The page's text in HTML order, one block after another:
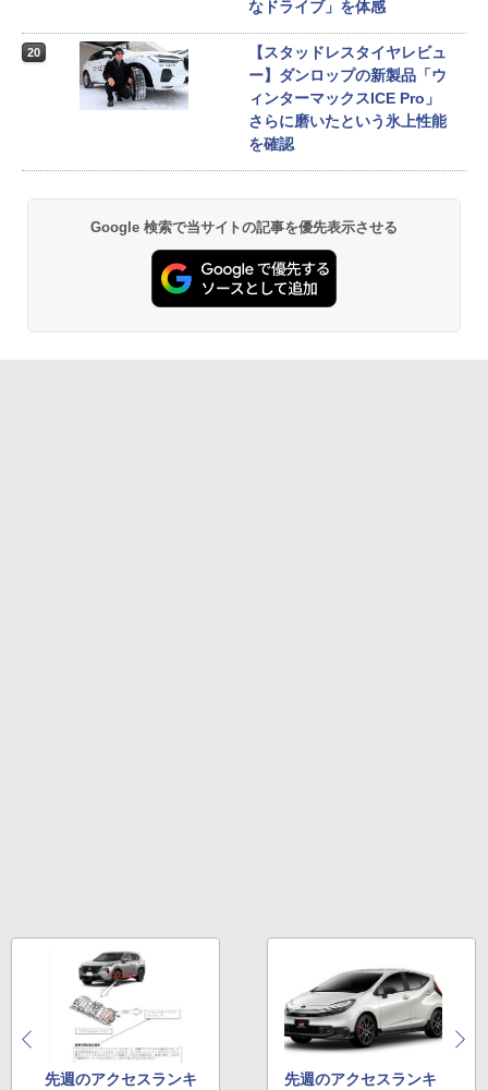
なドライブ」を体感
20
【スタッドレスタイヤレビュ
ー】ダンロップの新製品「ウ
ィンターマックスICE Pro」
さらに磨いたという氷上性能
を確認
Google 検索で当サイトの記事を優先表示させる
先週のアクセスランキ
先週のアクセスランキ